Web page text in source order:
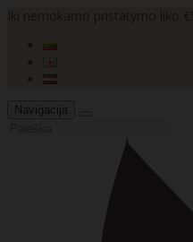
Navigacija